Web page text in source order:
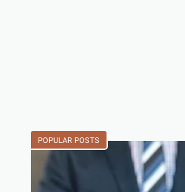
POPULAR POSTS